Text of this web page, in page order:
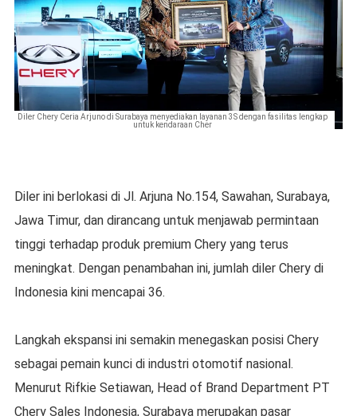
Diler Chery Ceria Arjuno di Surabaya menyediakan layanan 3S dengan fasilitas lengkap
untuk kendaraan Cher
Diler ini berlokasi di Jl. Arjuna No.154, Sawahan, Surabaya,
Jawa Timur, dan dirancang untuk menjawab permintaan
tinggi terhadap produk premium Chery yang terus
meningkat. Dengan penambahan ini, jumlah diler Chery di
Indonesia kini mencapai 36.
Langkah ekspansi ini semakin menegaskan posisi Chery
sebagai pemain kunci di industri otomotif nasional.
Menurut Rifkie Setiawan, Head of Brand Department PT
Chery Sales Indonesia, Surabaya merupakan pasar